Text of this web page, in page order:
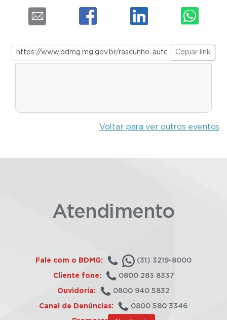
Copiar link
Voltar para ver outros eventos
Atendimento
Fale com o BDMG: (31) 3219-8000
Cliente fone: 0800 283 8337
Ouvidoria: 0800 940 5832
Canal de Denúncias: 0800 580 3346